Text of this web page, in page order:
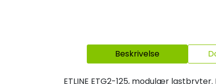
Beskrivelse
ETLINE ETG2-125, modulær